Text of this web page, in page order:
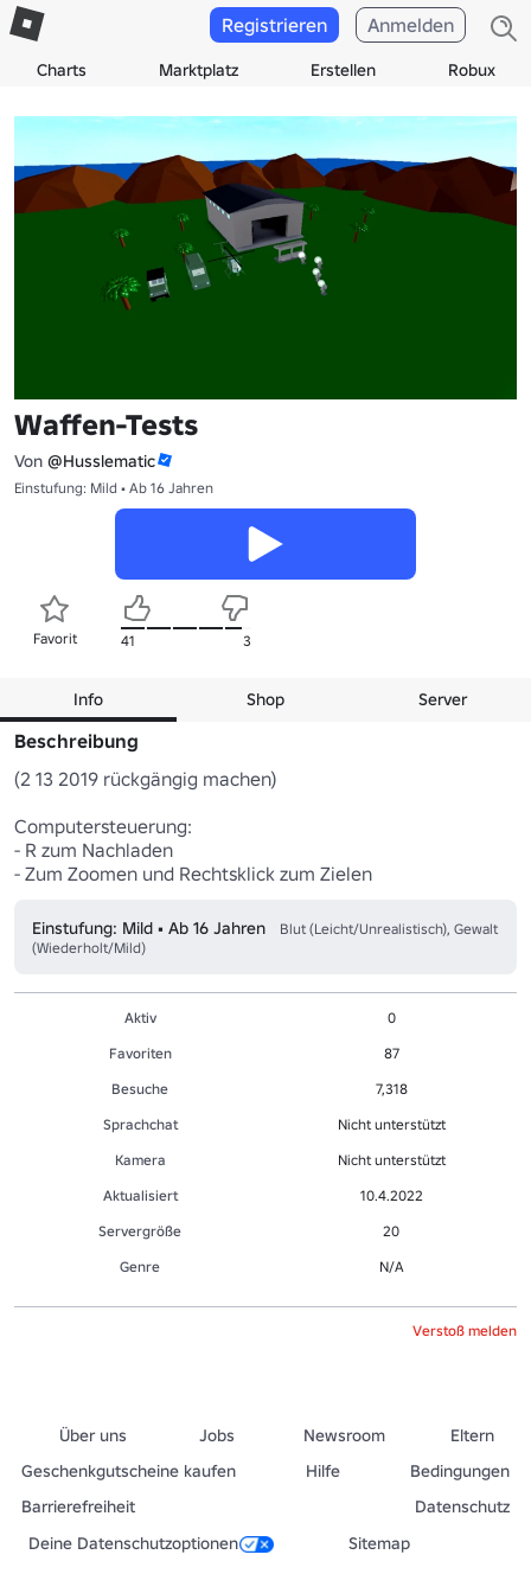
Charts Marktplatz Erstellen Robux
Registrieren Anmelden
Waffen-Tests
Von @Husslematic
Einstufung: Mild • Ab 16 Jahren
Favorit 41 3
Info Shop Server
Beschreibung
(2 13 2019 rückgängig machen)
Computersteuerung:
- R zum Nachladen
- Zum Zoomen und Rechtsklick zum Zielen
Einstufung: Mild • Ab 16 Jahren
Blut (Leicht/Unrealistisch), Gewalt
(Wiederholt/Mild)
Aktiv
0
Favoriten
87
Besuche
7,318
Sprachchat
Nicht unterstützt
Kamera
Nicht unterstützt
Aktualisiert
10.4.2022
Servergröße
20
Genre
N/A
Verstoß melden
Über uns Jobs Newsroom
Eltern
Geschenkgutscheine kaufen
Hilfe
Bedingungen
Barrierefreiheit
Datenschutz
Deine Datenschutzoptionen
Sitemap